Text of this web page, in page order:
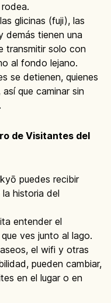
glicinas (fuji), las
demás tienen una
transmitir solo con
al fondo lejano.
se detienen, quienes
que caminar sin
de Visitantes del
puedes recibir
historia del
entender el
ves junto al lago.
el wifi y otras
pueden cambiar,
en el lugar o en